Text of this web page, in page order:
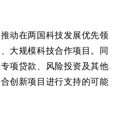
在两国科技发展优先领
大规模科技合作项目。同
项贷款、风险投资及其他
创新项目进行支持的可能